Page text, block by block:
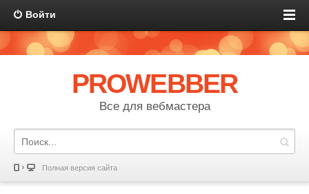
Войти
PROWEBBER
Все для вебмастера
Полная версия сайта